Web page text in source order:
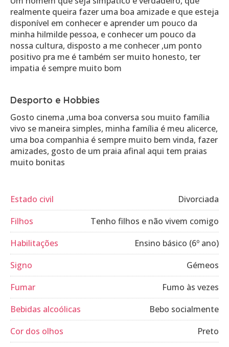
realmente queira fazer uma boa amizade e que esteja
disponível em conhecer e aprender um pouco da
minha hilmilde pessoa, e conhecer um pouco da
nossa cultura, disposto a me conhecer ,um ponto
positivo pra me é também ser muito honesto, ter
impatia é sempre muito bom
Desporto e Hobbies
Gosto cinema ,uma boa conversa sou muito família
vivo se maneira simples, minha família é meu alicerce,
uma boa companhia é sempre muito bem vinda, fazer
amizades, gosto de um praia afinal aqui tem praias
muito bonitas
Estado civil
Divorciada
Filhos
Tenho filhos e não vivem comigo
Habilitações
Ensino básico (6º ano)
Signo
Gémeos
Fumar
Fumo às vezes
Bebidas alcoólicas
Bebo socialmente
Cor dos olhos
Preto